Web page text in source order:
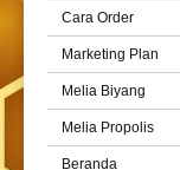
Cara Order
Marketing Plan
Melia Biyang
Melia Propolis
Beranda